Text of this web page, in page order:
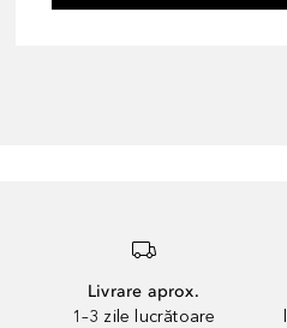
Livrare aprox.
1–3 zile lucrătoare